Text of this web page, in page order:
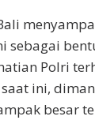
sebagai
Polri
ini,
besar